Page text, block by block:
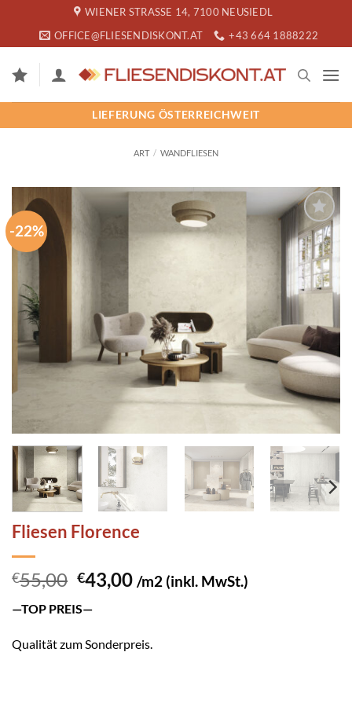
springen
WIENER STRASSE 14, 7100 NEUSIEDL
OFFICE@FLIESENDISKONT.AT
+43 664 1888222
LIEFERUNG ÖSTERREICHWEIT
ART / WANDFLIESEN
-22%
Fliesen Florence
€55,00 Ursprünglicher
Preis
war:
€55,00
€43,00Aktueller
Preis
€43,00.
/m2 (inkl. MwSt.)
—TOP PREIS—
Qualität zum Sonderpreis.